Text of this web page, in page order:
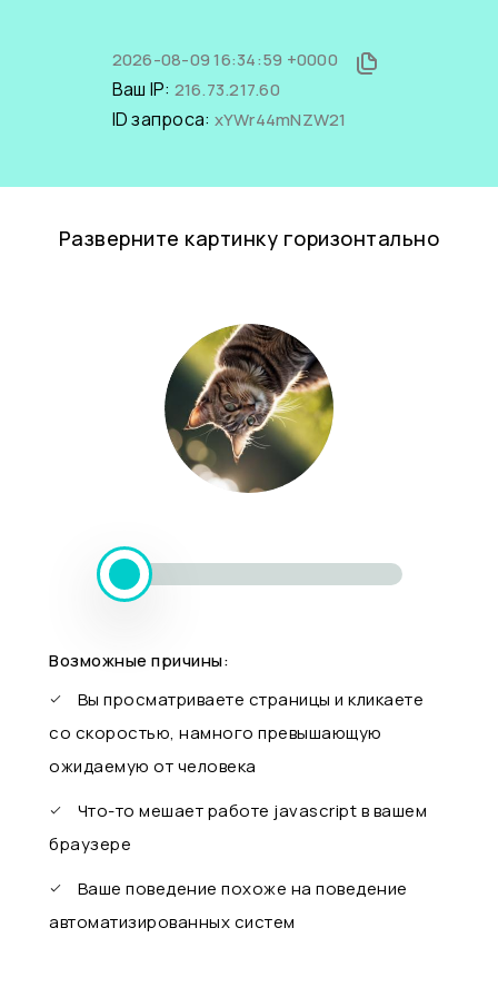
2026-08-09 16:34:59 +0000
Ваш IP: 216.73.217.60
ID запроса: xYWr44mNZW21
Разверните картинку горизонтально
Возможные причины:
Вы просматриваете страницы и кликаете
со скоростью, намного превышающую
ожидаемую от человека
Что-то мешает работе javascript в вашем
браузере
Ваше поведение похоже на поведение
автоматизированных систем